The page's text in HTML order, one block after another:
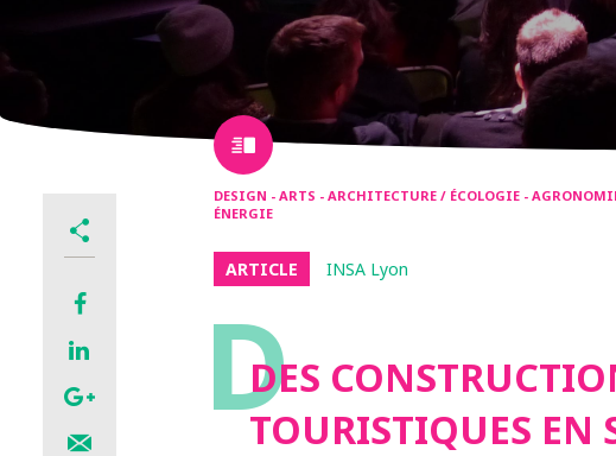
DESIGN - ARTS - ARCHITECTURE / ÉCOLOGIE -
ÉNERGIE
ARTICLE INSA Lyon
DDES
TOURISTIQUES EN